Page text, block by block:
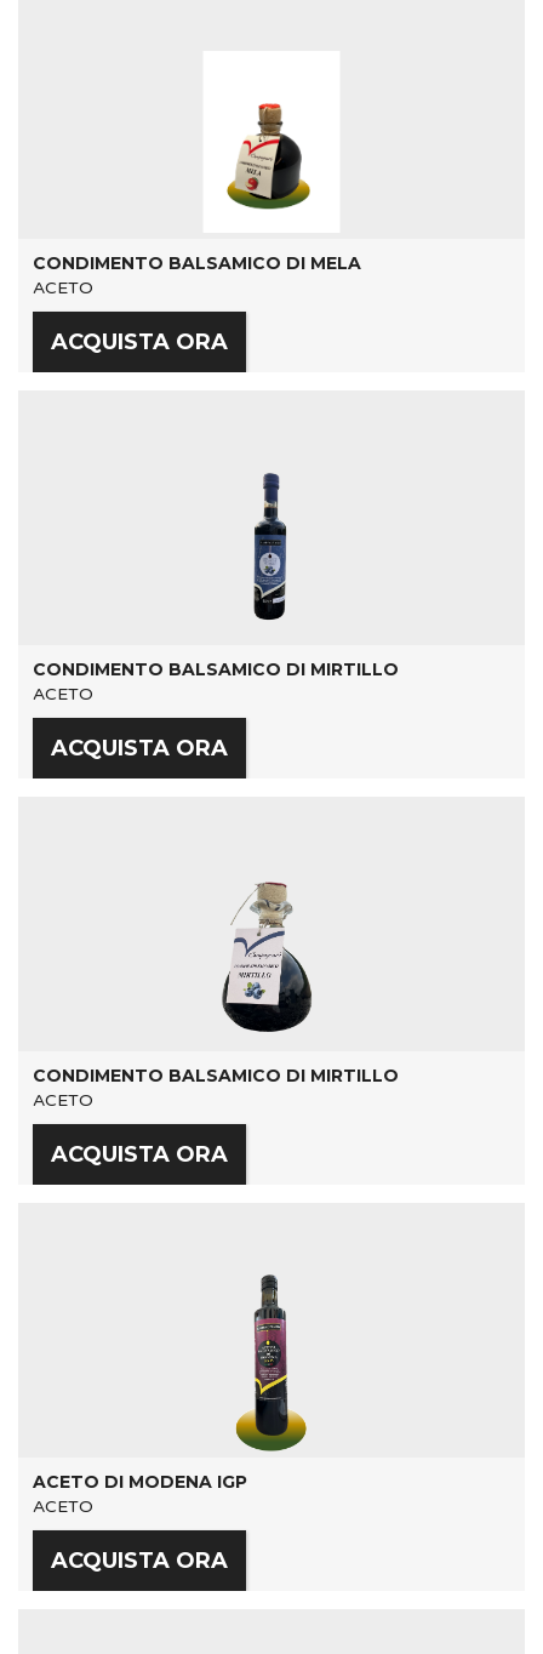
CONDIMENTO BALSAMICO DI MELA
ACETO
ACQUISTA ORA
CONDIMENTO BALSAMICO DI MIRTILLO
ACETO
ACQUISTA ORA
CONDIMENTO BALSAMICO DI MIRTILLO
ACETO
ACQUISTA ORA
ACETO DI MODENA IGP
ACETO
ACQUISTA ORA